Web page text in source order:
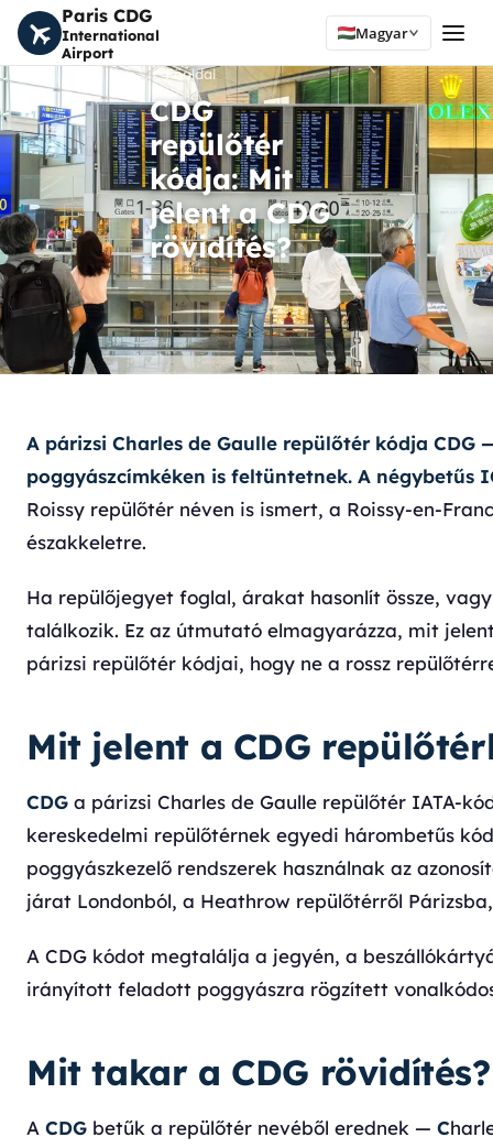
Paris CDG
International
Airport
Magyar
Főoldal
CDG
repülőtér
kódja: Mit
jelent a CDG
rövidítés?
A párizsi Charles de Gaulle repülőtér kódja CDG
poggyászcímkéken is feltüntetnek. A négybetűs
Roissy repülőtér néven is ismert, a Roissy-en-
északkeletre.
Ha repülőjegyet foglal, árakat hasonlít össze,
találkozik. Ez az útmutató elmagyarázza, mit
párizsi repülőtér kódjai, hogy ne a rossz
Mit jelent a CDG
CDG a párizsi Charles de Gaulle repülőtér IATA-
kereskedelmi repülőtérnek egyedi hárombetűs
poggyászkezelő rendszerek használnak az
járat Londonból, a Heathrow repülőtérről
A CDG kódot megtalálja a jegyén, a
irányított feladott poggyászra rögzített
Mit takar a CDG rövidítés?
A CDG betűk a repülőtér nevéből erednek — C